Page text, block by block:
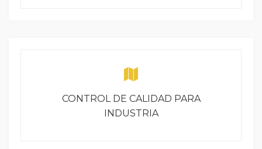
CONTROL DE CALIDAD PARA
INDUSTRIA